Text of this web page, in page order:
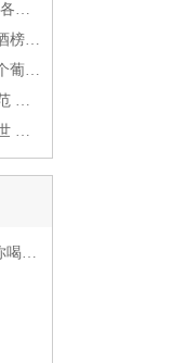
趋势 | 意大利圣诞酒饮市场 啤酒与葡萄酒各自精彩
榜单 | Liv-Ex2025百大醉具投资价值葡萄酒榜单发布 20款意酒入选
商业 | 米其林将发布2026酒庄指南 用 1-3个葡萄串为部分酒庄评级
法规 | 欧盟发布无醇和低醇葡萄酒标注规范 无醇酒可以被种出来吗
趋势 | 首款瓶中二次发酵的无醇起泡酒问世 意大利酿酒师用特种酵母开创历史
当你说“我喜欢喝Moscato”的时候 你确定你喝的到底是什么吗？